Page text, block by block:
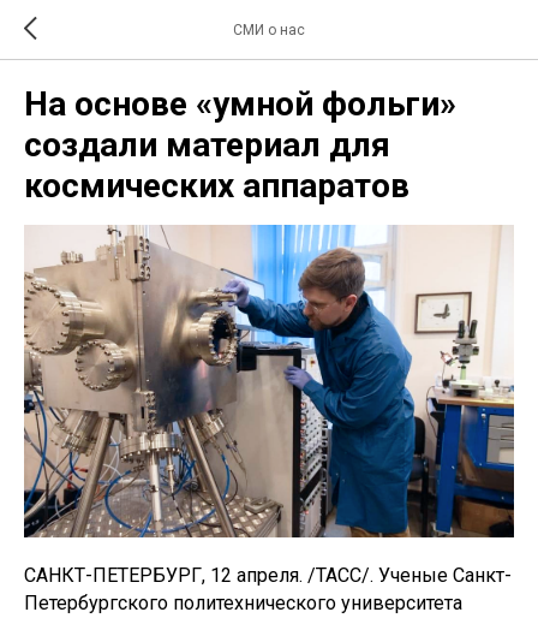
СМИ о нас
На основе «умной фольги»
создали материал для
космических аппаратов
САНКТ-ПЕТЕРБУРГ, 12 апреля. /ТАСС/. Ученые Санкт-
Петербургского политехнического университета